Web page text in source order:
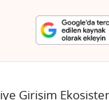
Girişim